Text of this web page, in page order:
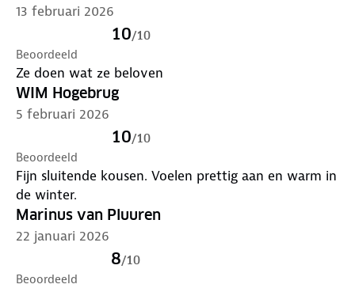
Extra warm
Vochtregulatie
13 februari 2026
10/10
Beoordeeld
Ze doen wat ze beloven
WIM Hogebrug
5 februari 2026
10/10
Beoordeeld
Fijn sluitende kousen. Voelen prettig aan en warm in
de winter.
Marinus van Pluuren
22 januari 2026
8/10
Beoordeeld